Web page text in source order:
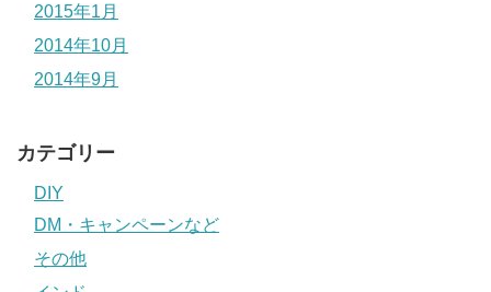
2015年1月
2014年10月
2014年9月
カテゴリー
DIY
DM・キャンペーンなど
その他